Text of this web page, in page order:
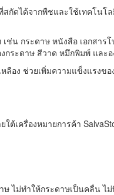
ดได้จากพืชและใช้เทคโน
น กระดาษ หนังสือ เอกสา
กระดาษ สีวาด หมึกพิมพ์ และ
ง ช่วยเพิ่มความแข็งแรงขอ
เครื่องหมายการค้า
ไม่ทำให้กระดาษเป็นคลื่น